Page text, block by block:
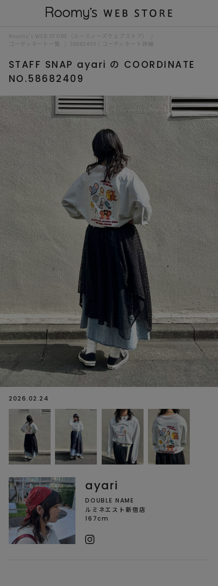
Roomy’s WEB STORE（ルーミィーズウェブストア）
コーディネート一覧
58682409｜コーディネート詳細
STAFF SNAP ayari の COORDINATE
NO.58682409
2026.02.24
ayari
DOUBLE NAME
ルミネエスト新宿店
167cm